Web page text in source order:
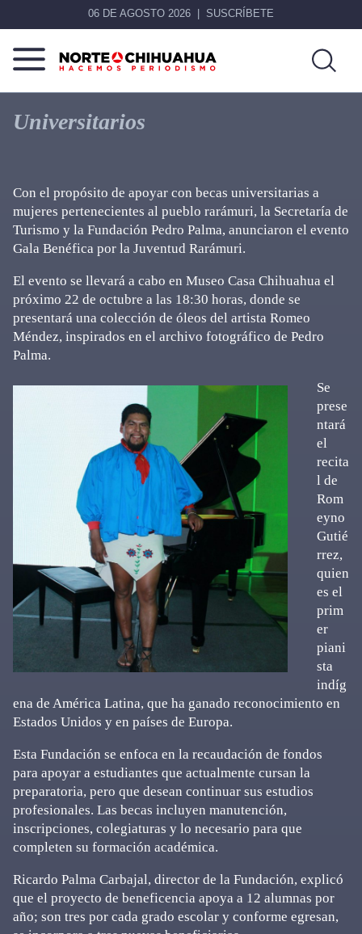
06 DE AGOSTO 2026 SUSCRÍBETE
Norte
Chihuahua
Más
que
noticias,
Universitarios
Con el propósito de apoyar con becas universitarias a
mujeres pertenecientes al pueblo rarámuri, la Secretaría de
Turismo y la Fundación Pedro Palma, anunciaron el evento
Gala Benéfica por la Juventud Rarámuri.
El evento se llevará a cabo en Museo Casa Chihuahua el
próximo 22 de octubre a las 18:30 horas, donde se
presentará una colección de óleos del artista Romeo
Méndez, inspirados en el archivo fotográfico de Pedro
Palma.
Se
prese
ntará
el
recita
l de
Rom
eyno
Gutié
rrez,
quien
es el
prim
er
piani
sta
indíg
ena de América Latina, que ha ganado reconocimiento en
Estados Unidos y en países de Europa.
Esta Fundación se enfoca en la recaudación de fondos
para apoyar a estudiantes que actualmente cursan la
preparatoria, pero que desean continuar sus estudios
profesionales. Las becas incluyen manutención,
inscripciones, colegiaturas y lo necesario para que
completen su formación académica.
Ricardo Palma Carbajal, director de la Fundación, explicó
que el proyecto de beneficencia apoya a 12 alumnas por
año; son tres por cada grado escolar y conforme egresan,